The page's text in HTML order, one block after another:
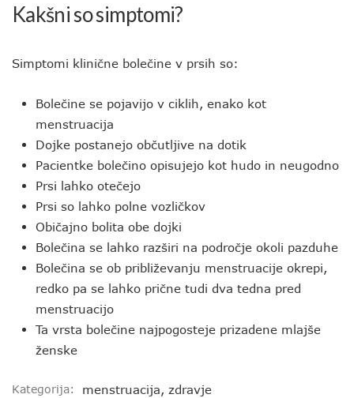
Kakšni so simptomi?
Simptomi klinične bolečine v prsih so:
Bolečine se pojavijo v ciklih, enako kot
menstruacija
Dojke postanejo občutljive na dotik
Pacientke bolečino opisujejo kot hudo in neugodno
Prsi lahko otečejo
Prsi so lahko polne vozličkov
Običajno bolita obe dojki
Bolečina se lahko razširi na področje okoli pazduhe
Bolečina se ob približevanju menstruacije okrepi,
redko pa se lahko prične tudi dva tedna pred
menstruacijo
Ta vrsta bolečine najpogosteje prizadene mlajše
ženske
Kategorija: menstruacija, zdravje